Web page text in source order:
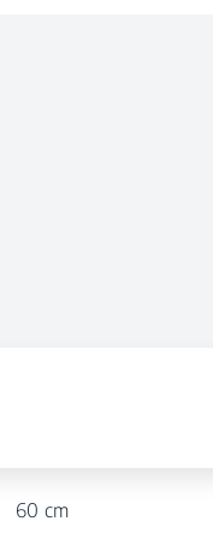
60 cm